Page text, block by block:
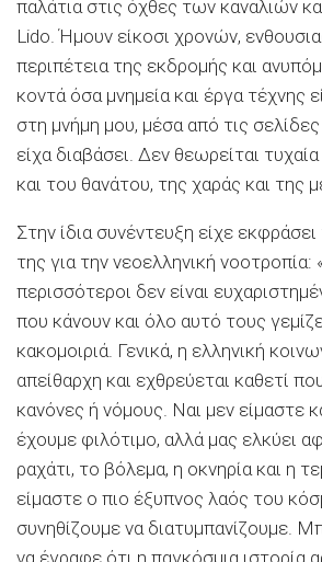
παλάτια στις όχθες των καναλιών
Lido. Ήμουν είκοσι χρονών,
περιπέτεια της εκδρομής και
κοντά όσα μνημεία και έργα τέχνης
στη μνήμη μου, μέσα από τις
είχα διαβάσει. Δεν θεωρείται
και του θανάτου, της χαράς και της
Στην ίδια συνέντευξη είχε
της για την νεοελληνική νοοτροπία:
περισσότεροι δεν είναι
που κάνουν και όλο αυτό τους
κακομοιριά. Γενικά, η ελληνική
απείθαρχη και εχθρεύεται καθετί
κανόνες ή νόμους. Ναι μεν είμαστε
έχουμε φιλότιμο, αλλά μας ελκύει
ραχάτι, το βόλεμα, η οκνηρία και η
είμαστε ο πιο έξυπνος λαός του
συνηθίζουμε να διατυμπανίζουμε.
να έγραφε ότι η παγκόσμια ιστορία